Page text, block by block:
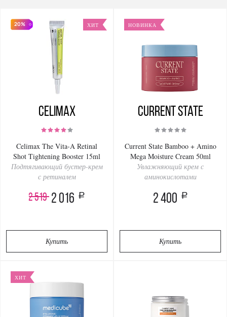
20% ХИТ
Celimax
Celimax The Vita-A Retinal
Shot Tightening Booster 15ml
Подтягивающий бустер-крем
с ретиналем
2 519 2 016 a
Купить
НОВИНКА
Current State
Current State Bamboo + Amino
Mega Moisture Cream 50ml
Увлажняющий крем с
аминокислотами
2 400 a
Купить
ХИТ